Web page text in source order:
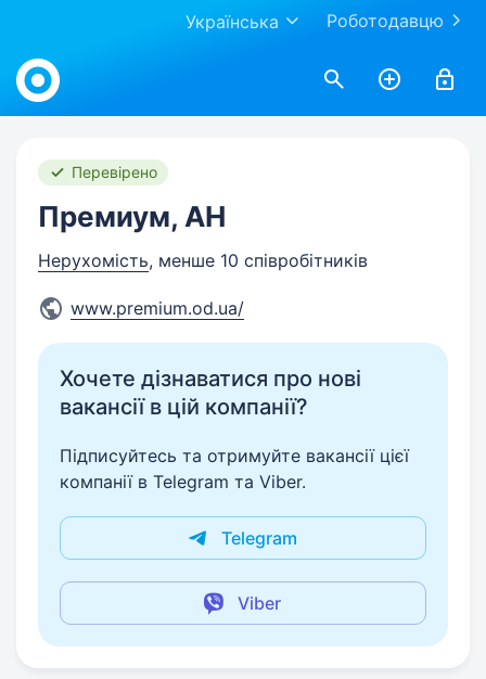
Роботодавцю
Українська
Work.ua
Перевірено
Премиум, АН
Нерухомість, менше 10 співробітників
www.premium.od.ua/
Хочете дізнаватися про нові
вакансії в цій компанії?
Підписуйтесь та отримуйте вакансії цієї
компанії в Telegram та Viber.
Telegram
Viber